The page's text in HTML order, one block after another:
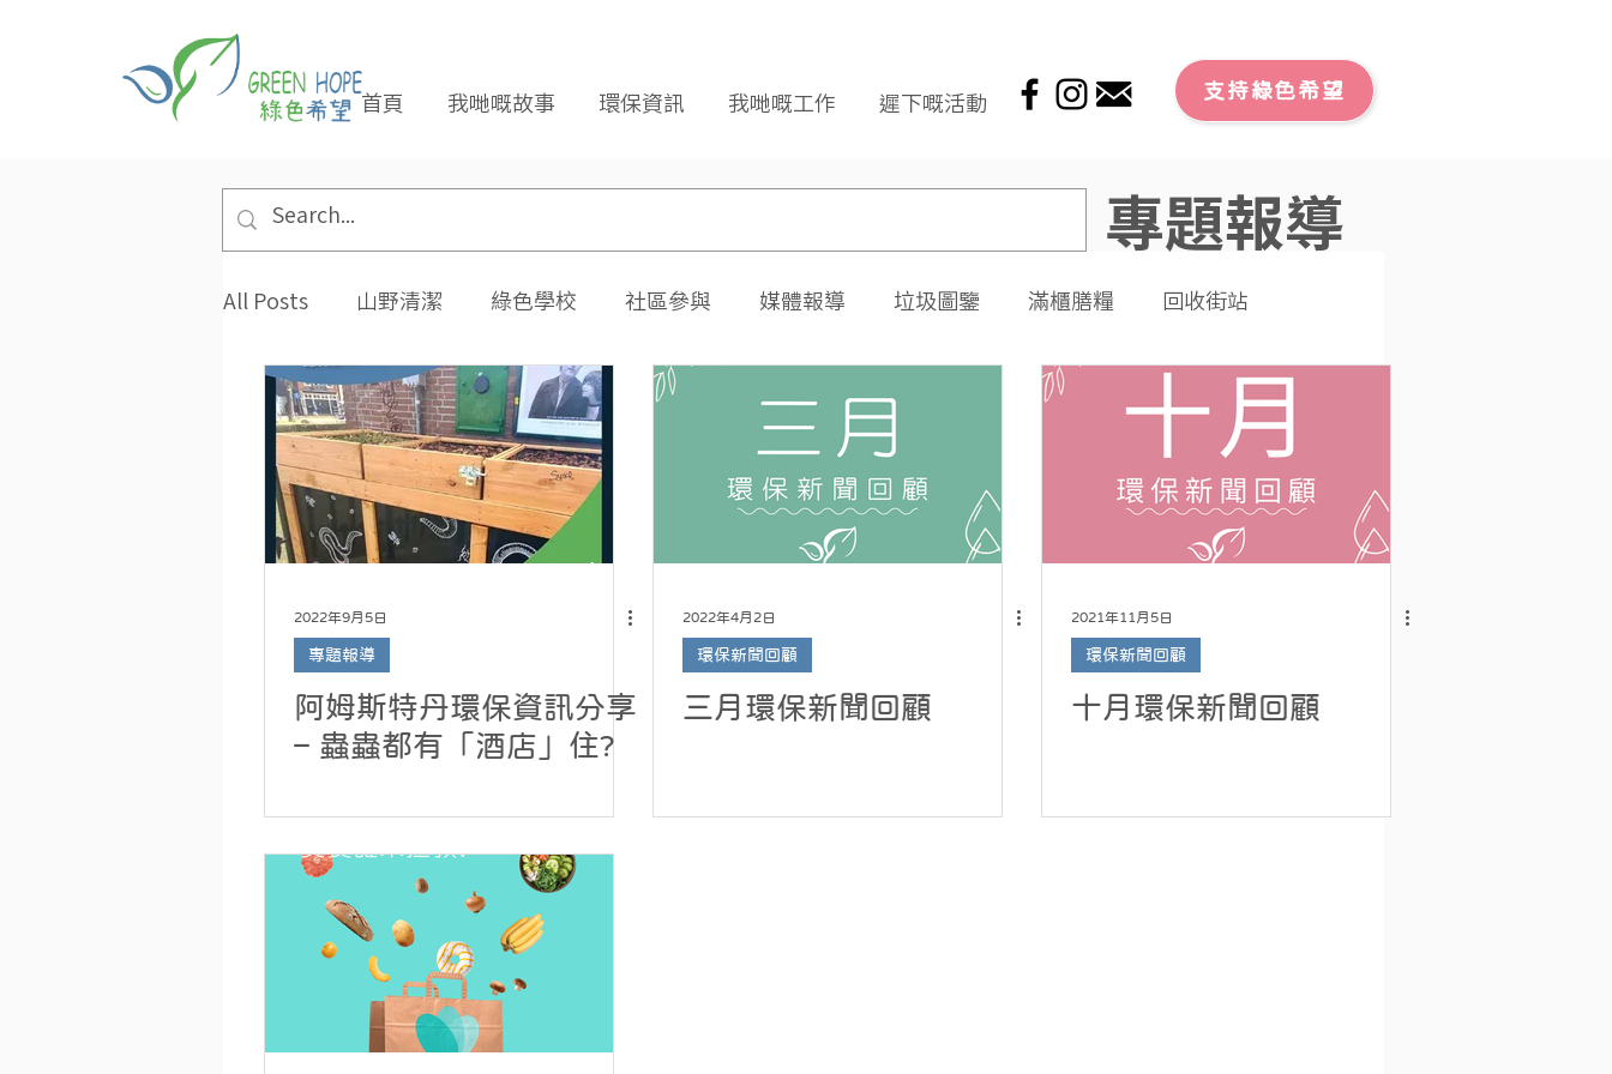
首頁 我哋嘅故事 環保資訊 我哋嘅工作 遲下嘅活動 支持綠色希望
專題報導
All Posts 山野清潔 綠色學校 社區參與 媒體報導 垃圾圖鑒 滿櫃膳糧 回收街站
專題報導 合作夥伴 社區報 環保新聞回顧 環保資訊及文章 頭版文章 零廢外賣
環保小貼士 招長期義工 海岸清潔 企業社會責任 拾起希望 海岸清潔大行動
2022年9月5日
專題報導
阿姆斯特丹環保資訊分享
– 蟲蟲都有「酒店」住?
2022年4月2日
環保新聞回顧
三月環保新聞回顧
2021年11月5日
環保新聞回顧
十月環保新聞回顧